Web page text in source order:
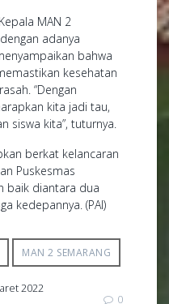
MAN 2
adanya
bahwa
kesehatan
“Dengan
kita jadi tau,
siswa kita”, tuturnya.
berkat kelancaran
Puskesmas
baik diantara dua
kedepannya. (PAI)
MAN 2 SEMARANG
2022
0